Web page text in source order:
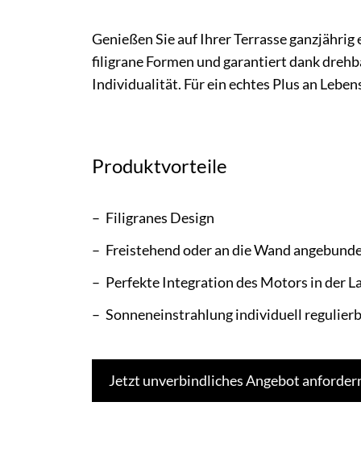
Genießen Sie auf Ihrer Terrasse
filigrane Formen und garantiert dank
Individualität. Für ein echtes Plus an
Produktvorteile
Filigranes Design
Freistehend oder an die Wand
Perfekte Integration des Motors in der
Sonneneinstrahlung individuell
Jetzt unverbindliches Angebot